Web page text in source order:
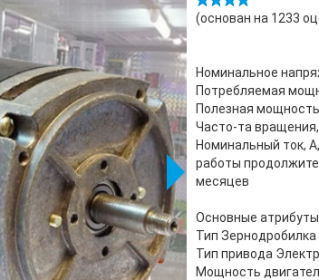
(основан на 1233
Номинальное
Потребляемая
Полезная
Часто-та
Номинальный ток,
работы
месяцев
Основные атрибуты
Тип Зернодробилка
Тип привода
Мощность